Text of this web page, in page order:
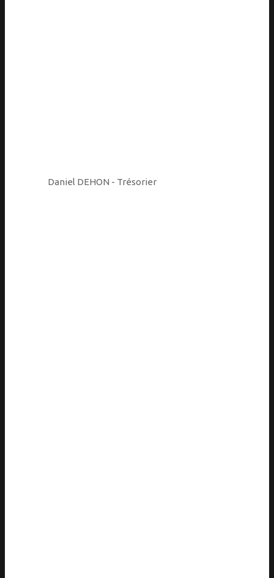
Daniel DEHON - Trésorier